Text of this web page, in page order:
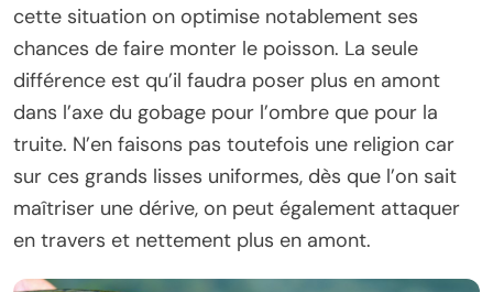
cette situation on optimise notablement ses
chances de faire monter le poisson. La seule
différence est qu’il faudra poser plus en amont
dans l’axe du gobage pour l’ombre que pour la
truite. N’en faisons pas toutefois une religion car
sur ces grands lisses uniformes, dès que l’on sait
maîtriser une dérive, on peut également attaquer
en travers et nettement plus en amont.